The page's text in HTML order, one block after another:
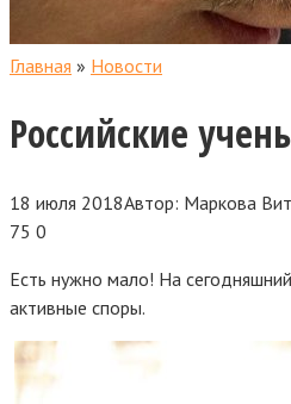
Главная » Новости
Российские
18 июля 2018Автор: Маркова
75 0
Есть нужно мало! На
активные споры.